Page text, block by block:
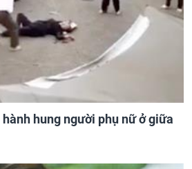
hung người phụ nữ ở giữa